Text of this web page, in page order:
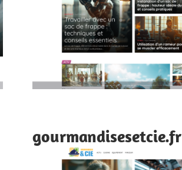
gourmandisesetcie.fr